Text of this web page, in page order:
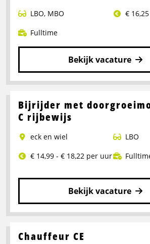
LBO, MBO
€
Fulltime
Bekijk vacature
Lees
over
Chauffeur
Stukgoed
|
Assen
Bijrijder met
C rijbewijs
eck en wiel
LBO
€ 14,99 - € 18,22 per uur
Bekijk vacature
Lees
over
Chauffeur CE